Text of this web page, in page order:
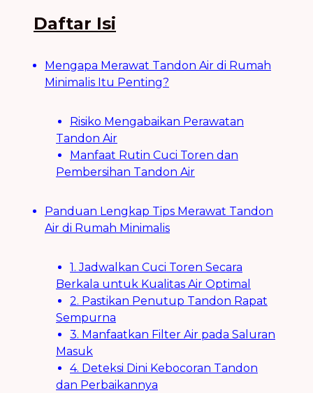
Daftar Isi
Mengapa Merawat Tandon Air di Rumah
Minimalis Itu Penting?
Risiko Mengabaikan Perawatan
Tandon Air
Manfaat Rutin Cuci Toren dan
Pembersihan Tandon Air
Panduan Lengkap Tips Merawat Tandon
Air di Rumah Minimalis
1. Jadwalkan Cuci Toren Secara
Berkala untuk Kualitas Air Optimal
2. Pastikan Penutup Tandon Rapat
Sempurna
3. Manfaatkan Filter Air pada Saluran
Masuk
4. Deteksi Dini Kebocoran Tandon
dan Perbaikannya